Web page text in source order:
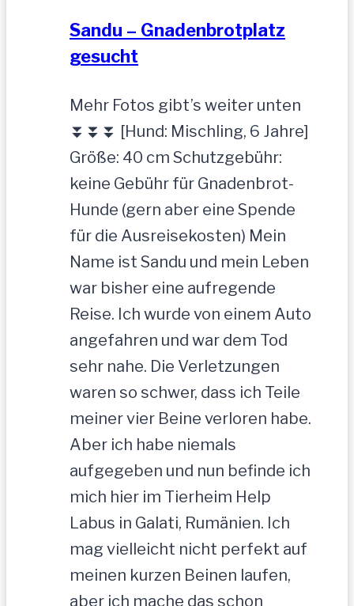
Sandu – Gnadenbrotplatz
gesucht
Mehr Fotos gibt’s weiter unten
⏬⏬⏬ [Hund: Mischling, 6 Jahre]
Größe: 40 cm Schutzgebühr:
keine Gebühr für Gnadenbrot-
Hunde (gern aber eine Spende
für die Ausreisekosten) Mein
Name ist Sandu und mein Leben
war bisher eine aufregende
Reise. Ich wurde von einem Auto
angefahren und war dem Tod
sehr nahe. Die Verletzungen
waren so schwer, dass ich Teile
meiner vier Beine verloren habe.
Aber ich habe niemals
aufgegeben und nun befinde ich
mich hier im Tierheim Help
Labus in Galati, Rumänien. Ich
mag vielleicht nicht perfekt auf
meinen kurzen Beinen laufen,
aber ich mache das schon